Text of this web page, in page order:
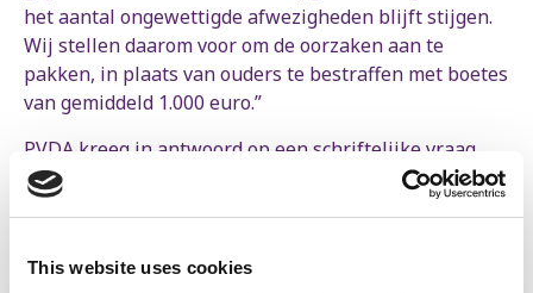
This website uses cookies
het aantal ongewettigde afwezigheden blijft stijgen.
Wij stellen daarom voor om de oorzaken aan te
pakken, in plaats van ouders te bestraffen met boetes
van gemiddeld 1.000 euro.”
PVDA kreeg in antwoord op een schriftelijke vraag
aan minister van Onderwijs Zuhal Demir (N-VA) de
cijfers over de geraamde meeropbrengst van de
spijbelboete 10 miljoen euro extra opbrengen, door